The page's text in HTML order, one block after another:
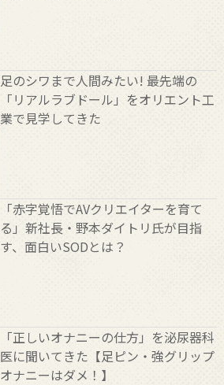
足のシワまで人間みたい! 最先端の
「リアルラブドール」をオリエント工
業で見学してきた
「赤字覚悟でAVクリエイターを育て
る」新社長・野本ダイトリ氏が目指
す、面白いSODとは？
「正しいオナニーの仕方」を泌尿器科
医に聞いてきた【足ピン・強グリップ
オナニーはダメ！】